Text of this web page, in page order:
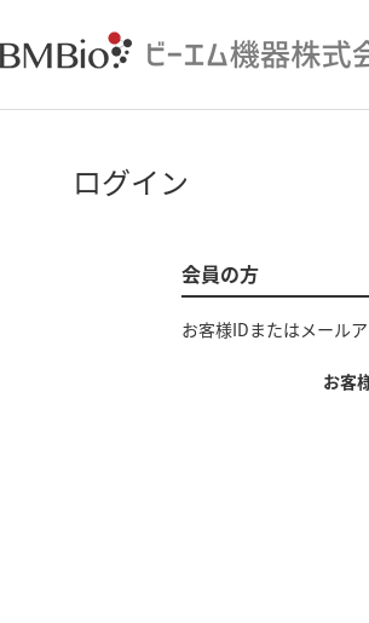
ログイン
会員の方
お客様IDまたはメール
お客